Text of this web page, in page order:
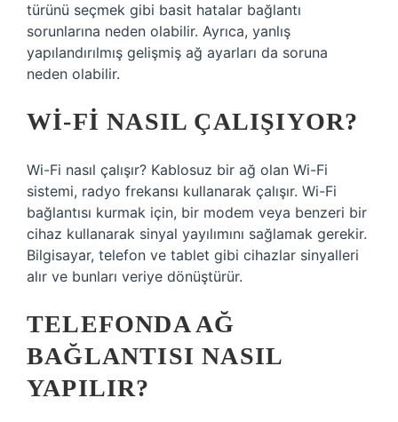
türünü seçmek gibi basit hatalar bağlantı
sorunlarına neden olabilir. Ayrıca, yanlış
yapılandırılmış gelişmiş ağ ayarları da soruna
neden olabilir.
WI-FI NASIL ÇALIŞIYOR?
Wi-Fi nasıl çalışır? Kablosuz bir ağ olan Wi-Fi
sistemi, radyo frekansı kullanarak çalışır. Wi-Fi
bağlantısı kurmak için, bir modem veya benzeri bir
cihaz kullanarak sinyal yayılımını sağlamak gerekir.
Bilgisayar, telefon ve tablet gibi cihazlar sinyalleri
alır ve bunları veriye dönüştürür.
TELEFONDA AĞ
BAĞLANTISI NASIL
YAPILIR?